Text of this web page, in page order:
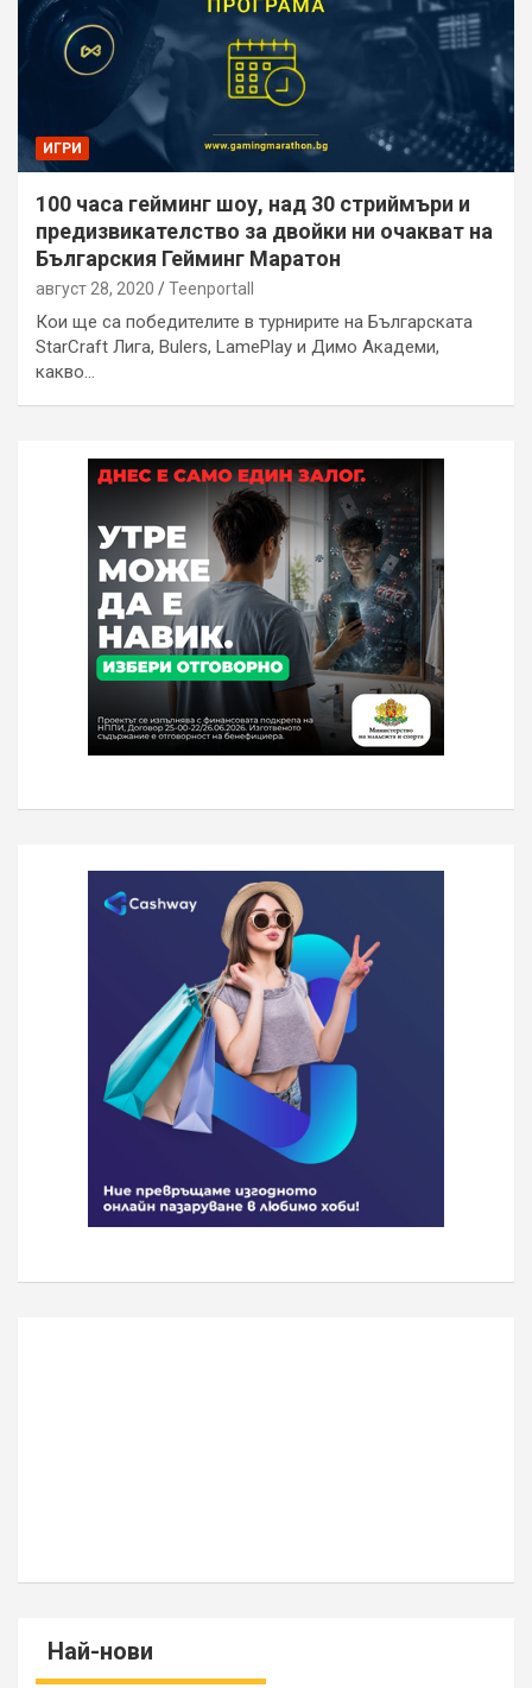
ИГРИ
100 часа гейминг шоу, над 30 стриймъри и
предизвикателство за двойки ни очакват на
Българския Гейминг Маратон
август 28, 2020 Teenportall
Кои ще са победителите в турнирите на Българската
StarCraft Лига, Bulers, LamePlay и Димо Академи,
какво…
Най-нови